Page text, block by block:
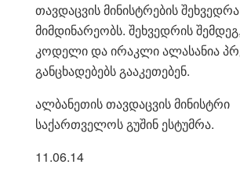
თავდაცვის მინისტრების შეხვედრა
მიმდინარეობს. შეხვედრის
კოდელი და ირაკლი ალასანია
განცხადებებს გააკეთებენ.
ალბანეთის თავდაცვის მინისტრი
საქართველოს გუშინ ესტუმრა.
11.06.14